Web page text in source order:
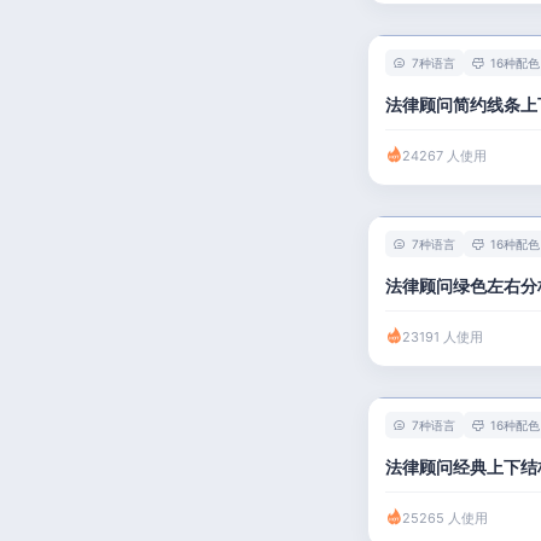
7种语言 16种配色
法律顾问简约线条
24267 人使用
7种语言 16种配色
法律顾问绿色左右
23191 人使用
7种语言 16种配色
法律顾问经典上下
25265 人使用